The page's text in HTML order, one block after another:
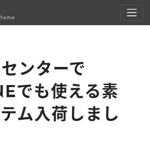
ンターで
でも使える素
ム入荷しまし